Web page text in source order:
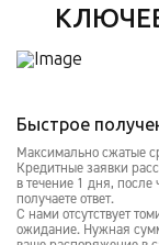
Быстрое
Максимально сжатые
Кредитные заявки
в течение 1 дня, после
получаете ответ.
С нами отсутствует
ожидание. Нужная